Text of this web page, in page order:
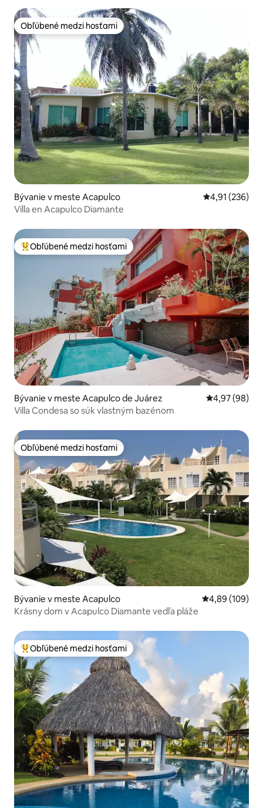
Obľúbené medzi hosťami
Obľúbené medzi hosťami
Bývanie v meste Acapulco Priemerné
4,91 (236)
Villa en Acapulco Diamante
Najobľúbenejšie medzi hosťami
Obľúbené medzi hosťami
Bývanie v meste Acapulco de Juárez Priemerné
4,97 (98)
Villa Condesa so súk vlastným bazénom
Obľúbené medzi hosťami
Obľúbené medzi hosťami
Bývanie v meste Acapulco Priemerné
4,89 (109)
Krásny dom v Acapulco Diamante vedľa pláže
Najobľúbenejšie medzi hosťami
Obľúbené medzi hosťami